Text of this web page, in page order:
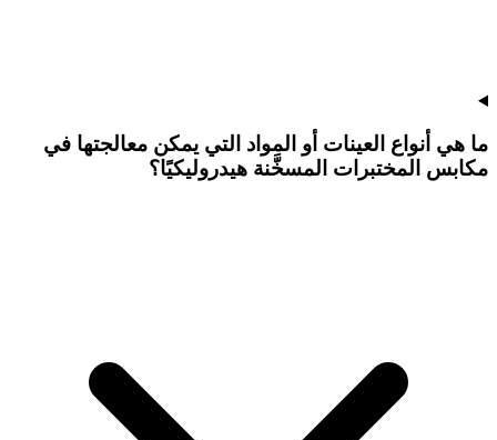
ما هي أنواع العينات أو المواد التي يمكن معالجتها في
مكابس المختبرات المسخَّنة هيدروليكيًا؟